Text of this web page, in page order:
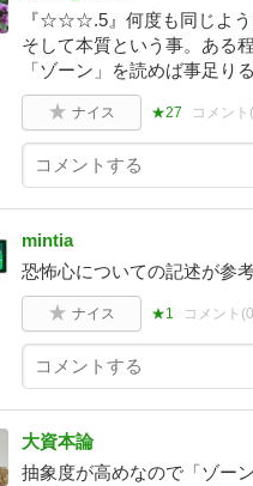
『☆☆☆.5』何度も同じよう
そして本質という事。ある
「ゾーン」を読めば事足り
ナイス ★27 コメント(
mintia
恐怖心についての記述が参
ナイス ★1 コメント(0
大資本論
抽象度が高めなので「ゾー